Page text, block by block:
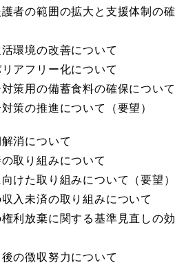
者の範囲の拡大と支援体制の確
環境の改善について
アフリー化について
策用の備蓄食料の確保について
策の推進について（要望）
消について
取り組みについて
けた取り組みについて（要望）
入未済の取り組みについて
利放棄に関する基準見直しの効
の徴収努力について